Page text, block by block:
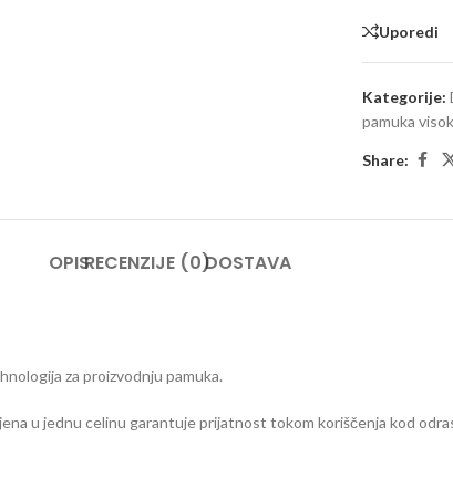
Uporedi
Kategorije:
pamuka
Share:
OPISRECENZIJE (0)DOSTAVA
za proizvodnju pamuka.
u jednu celinu garantuje prijatnost tokom koriščenja kod